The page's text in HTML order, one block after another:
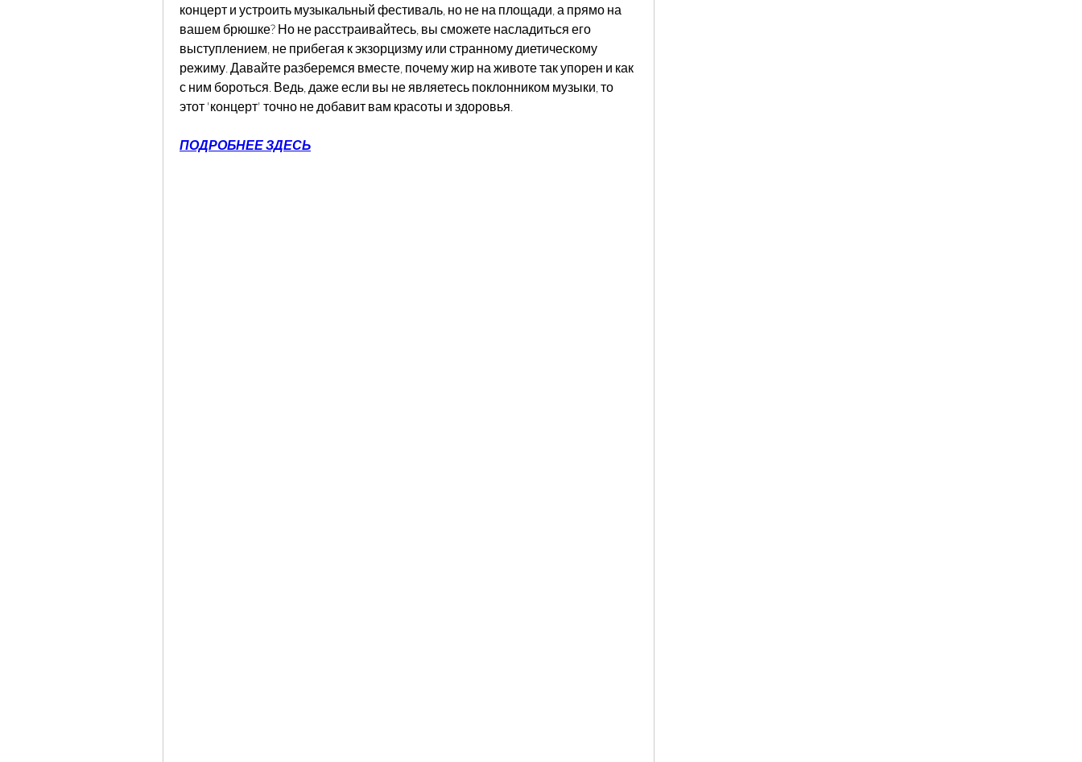
концерт и устроить музыкальный фестиваль, но не на площади, а прямо на
вашем брюшке? Но не расстраивайтесь, вы сможете насладиться его
выступлением, не прибегая к экзорцизму или странному диетическому
режиму. Давайте разберемся вместе, почему жир на животе так упорен и как
с ним бороться. Ведь, даже если вы не являетесь поклонником музыки, то
этот 'концерт' точно не добавит вам красоты и здоровья.
ПОДРОБНЕЕ ЗДЕСЬ